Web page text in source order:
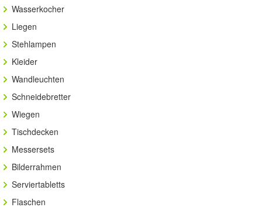
Wasserkocher
Liegen
Stehlampen
Kleider
Wandleuchten
Schneidebretter
Wiegen
Tischdecken
Messersets
Bilderrahmen
Serviertabletts
Flaschen